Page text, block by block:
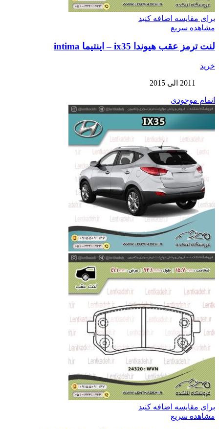
برای مقایسه اضافه کنید
مشاهده سریع
لنت ترمز عقب هیوندا ix35 – اینتیما intima
خرید
2011 الی 2015
اتمام موجودی
برای مقایسه اضافه کنید
مشاهده سریع